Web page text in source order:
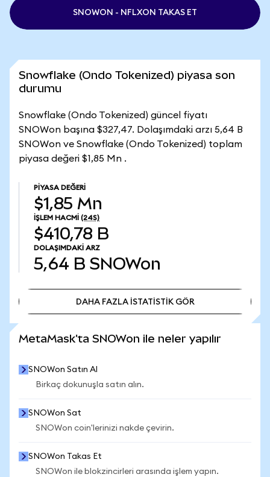
SNOWON - NFLXON TAKAS ET
Snowflake (Ondo Tokenized) piyasa son
durumu
Snowflake (Ondo Tokenized) güncel fiyatı
SNOWon başına $327,47. Dolaşımdaki arzı 5,64 B
SNOWon ve Snowflake (Ondo Tokenized) toplam
piyasa değeri $1,85 Mn .
PIYASA DEĞERI
$1,85 Mn
İŞLEM HACMI (24S)
$410,78 B
DOLAŞIMDAKI ARZ
5,64 B SNOWon
DAHA FAZLA İSTATİSTİK GÖR
MetaMask'ta SNOWon ile neler yapılır
SNOWon Satın Al
Birkaç dokunuşla satın alın.
SNOWon Sat
SNOWon coin'lerinizi nakde çevirin.
SNOWon Takas Et
SNOWon ile blokzincirleri arasında işlem yapın.